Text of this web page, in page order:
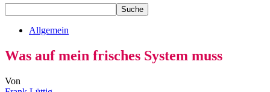
Allgemein
Was auf mein frisches System muss
Von